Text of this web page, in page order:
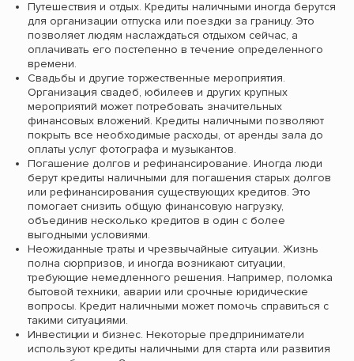
Путешествия и отдых. Кредиты наличными иногда берутся
для организации отпуска или поездки за границу. Это
позволяет людям наслаждаться отдыхом сейчас, а
оплачивать его постепенно в течение определенного
времени.
Свадьбы и другие торжественные мероприятия.
Организация свадеб, юбилеев и других крупных
мероприятий может потребовать значительных
финансовых вложений. Кредиты наличными позволяют
покрыть все необходимые расходы, от аренды зала до
оплаты услуг фотографа и музыкантов.
Погашение долгов и рефинансирование. Иногда люди
берут кредиты наличными для погашения старых долгов
или рефинансирования существующих кредитов. Это
помогает снизить общую финансовую нагрузку,
объединив несколько кредитов в один с более
выгодными условиями.
Неожиданные траты и чрезвычайные ситуации. Жизнь
полна сюрпризов, и иногда возникают ситуации,
требующие немедленного решения. Например, поломка
бытовой техники, аварии или срочные юридические
вопросы. Кредит наличными может помочь справиться с
такими ситуациями.
Инвестиции и бизнес. Некоторые предприниматели
используют кредиты наличными для старта или развития